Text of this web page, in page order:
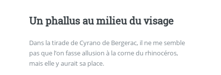
Un phallus au milieu du visage
Dans la tirade de Cyrano de Bergerac, il ne me semble
pas que l’on fasse allusion à la corne du rhinocéros,
mais elle y aurait sa place.